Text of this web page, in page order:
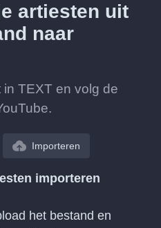
artiesten uit
naar
TEXT en volg de
Importeren
importeren
het bestand en